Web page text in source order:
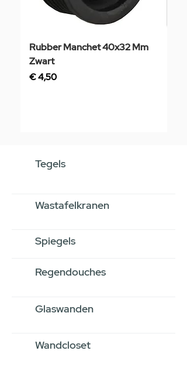
Rubber Manchet 40x32 Mm
Zwart
Prijs
€ 4,50
Tegels
Wastafelkranen
Spiegels
Regendouches
Glaswanden
Wandcloset